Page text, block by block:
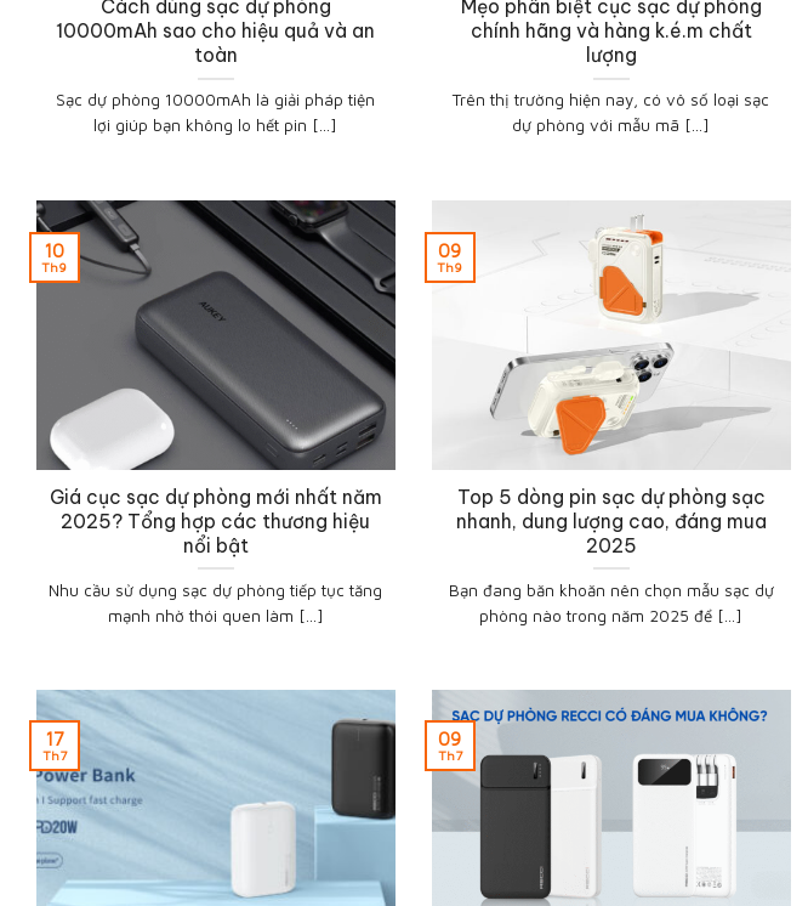
Cách dùng sạc dự phòng
10000mAh sao cho hiệu quả và an
toàn
Sạc dự phòng 10000mAh là giải pháp tiện
lợi giúp bạn không lo hết pin [...]
Mẹo phân biệt cục sạc dự phòng
chính hãng và hàng k.é.m chất
lượng
Trên thị trường hiện nay, có vô số loại sạc
dự phòng với mẫu mã [...]
Giá cục sạc dự phòng mới nhất năm
2025? Tổng hợp các thương hiệu
nổi bật
Nhu cầu sử dụng sạc dự phòng tiếp tục tăng
mạnh nhờ thói quen làm [...]
10
Th9
Top 5 dòng pin sạc dự phòng sạc
nhanh, dung lượng cao, đáng mua
2025
Bạn đang băn khoăn nên chọn mẫu sạc dự
phòng nào trong năm 2025 để [...]
09
Th9
17
Th7
09
Th7